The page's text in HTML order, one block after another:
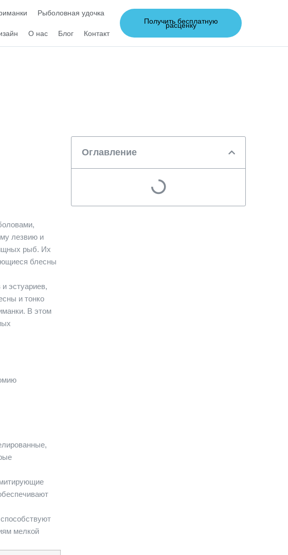
Рыболовная удочка
О нас Блог Контакт
Получить бесплатную
расценку
лезвию и
рыб. Их
блесны
эстуариев,
и тонко
В этом
мелкой
Оглавление